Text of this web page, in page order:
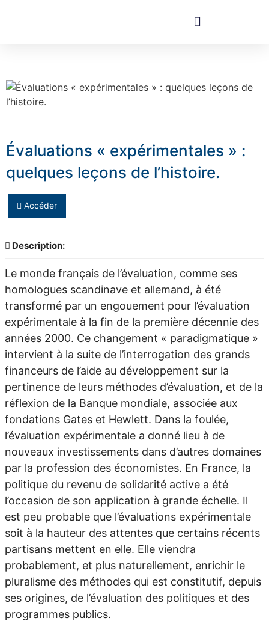
Évaluations « expérimentales » :
quelques leçons de l’histoire.
Accéder
Description:
Le monde français de l’évaluation, comme ses
homologues scandinave et allemand, à été
transformé par un engouement pour l’évaluation
expérimentale à la fin de la première décennie des
années 2000. Ce changement « paradigmatique »
intervient à la suite de l’interrogation des grands
financeurs de l’aide au développement sur la
pertinence de leurs méthodes d’évaluation, et de la
réflexion de la Banque mondiale, associée aux
fondations Gates et Hewlett. Dans la foulée,
l’évaluation expérimentale a donné lieu à de
nouveaux investissements dans d’autres domaines
par la profession des économistes. En France, la
politique du revenu de solidarité active a été
l’occasion de son application à grande échelle. Il
est peu probable que l’évaluations expérimentale
soit à la hauteur des attentes que certains récents
partisans mettent en elle. Elle viendra
probablement, et plus naturellement, enrichir le
pluralisme des méthodes qui est constitutif, depuis
ses origines, de l’évaluation des politiques et des
programmes publics.